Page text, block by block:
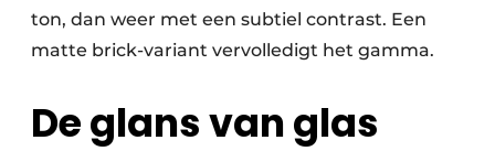
ton, dan weer met een subtiel contrast. Een
matte brick-variant vervolledigt het gamma.
De glans van glas